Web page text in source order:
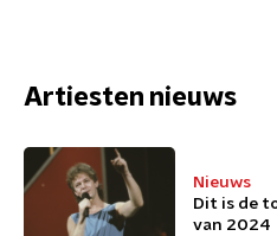
Artiesten nieuws
Nieuws
Dit is de
van 2024